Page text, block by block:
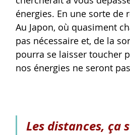
énergies. En une sorte de
Au Japon, où quasiment
pas nécessaire et, de la
pourra se laisser toucher
nos énergies ne seront
Les distances, ça